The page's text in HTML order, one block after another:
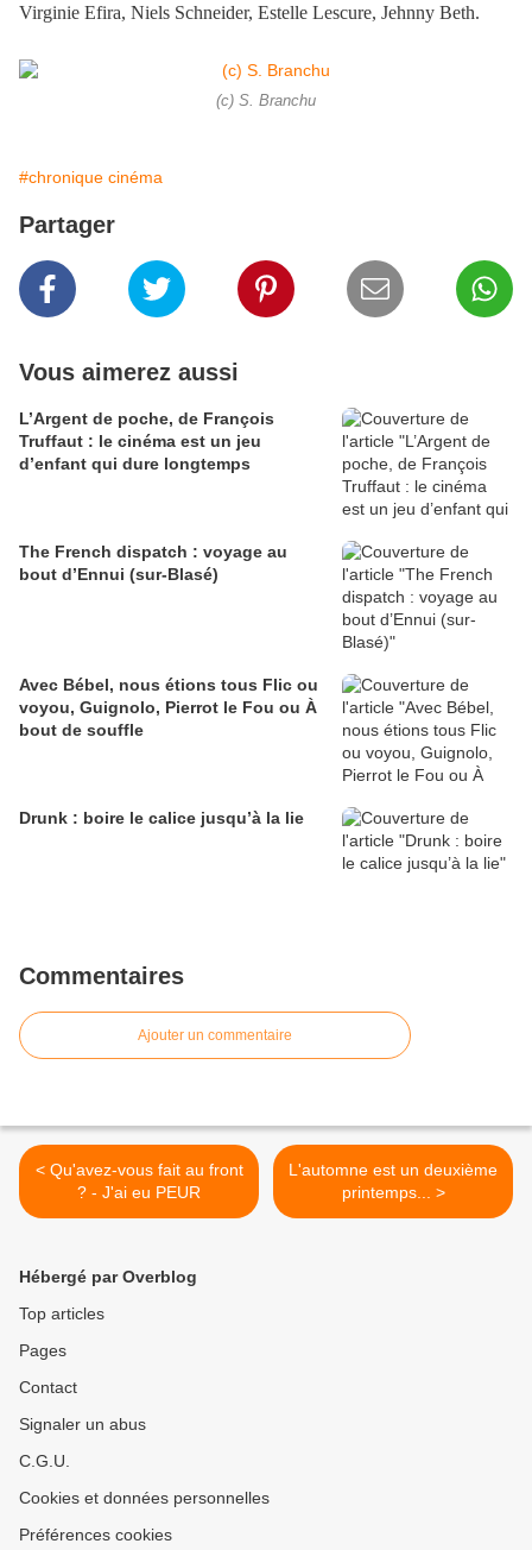
Virginie Efira, Niels Schneider, Estelle Lescure, Jehnny Beth.
(c) S. Branchu
#chronique cinéma
Partager
Vous aimerez aussi
L’Argent de poche, de François
Truffaut : le cinéma est un jeu
d’enfant qui dure longtemps
The French dispatch : voyage au
bout d’Ennui (sur-Blasé)
Avec Bébel, nous étions tous Flic ou
voyou, Guignolo, Pierrot le Fou ou À
bout de souffle
Drunk : boire le calice jusqu’à la lie
Commentaires
Ajouter un commentaire
< Qu'avez-vous fait au front
? - J'ai eu PEUR
L'automne est un deuxième
printemps... >
Hébergé par Overblog
Top articles
Pages
Contact
Signaler un abus
C.G.U.
Cookies et données personnelles
Préférences cookies